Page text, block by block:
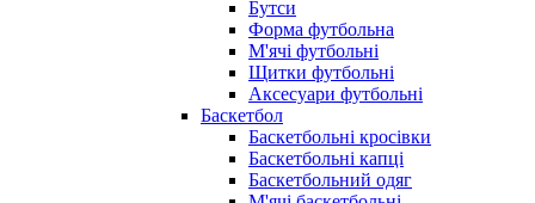
Бутси
Форма футбольна
М'ячі футбольні
Щитки футбольні
Аксесуари футбольні
Баскетбол
Баскетбольні кросівки
Баскетбольні капці
Баскетбольний одяг